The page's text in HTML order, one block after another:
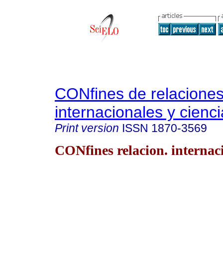
CONfines de
internacionales y
Print version ISSN 1870-3569
CONfines relacion.